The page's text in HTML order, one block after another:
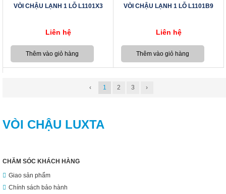
VÒI CHẬU LẠNH 1 LỖ L1101X3
Liên hệ
VÒI CHẬU LẠNH 1 LỖ L1101B9
Liên hệ
‹ 1 2 3 ›
VÒI CHẬU LUXTA
CHĂM SÓC KHÁCH HÀNG
Giao sản phẩm
Chính sách bảo hành